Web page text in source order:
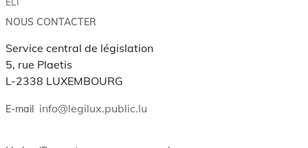
NOUS CONTACTER
Service central de législation
5, rue Plaetis
L-2338 LUXEMBOURG
E-mail info@legilux.public.lu